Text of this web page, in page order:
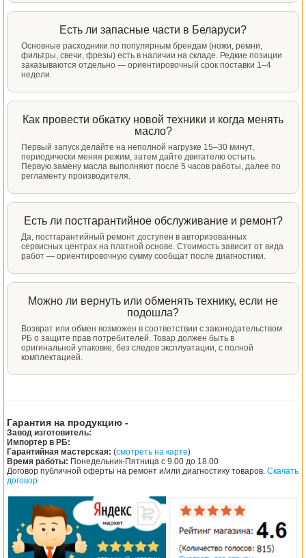
Есть ли запасные части в Беларуси?
Основные расходники по популярным брендам (ножи, ремни,
фильтры, свечи, фрезы) есть в наличии на складе. Редкие позиции
заказываются отдельно — ориентировочный срок поставки 1–4
недели.
Как провести обкатку новой техники и когда менять
масло?
Первый запуск делайте на неполной нагрузке 15–30 минут,
периодически меняя режим, затем дайте двигателю остыть.
Первую замену масла выполняют после 5 часов работы, далее по
регламенту производителя.
Есть ли постгарантийное обслуживание и ремонт?
Да, постгарантийный ремонт доступен в авторизованных
сервисных центрах на платной основе. Стоимость зависит от вида
работ — ориентировочную сумму сообщат после диагностики.
Можно ли вернуть или обменять технику, если не
подошла?
Возврат или обмен возможен в соответствии с законодательством
РБ о защите прав потребителей. Товар должен быть в
оригинальной упаковке, без следов эксплуатации, с полной
комплектацией.
Гарантия на продукцию -
Завод изготовитель:
Импортер в РБ:
Гарантийная мастерская: (смотреть на карте)
Время работы: Понедельник-Пятница с 9.00 до 18.00
Договор публичной оферты на ремонт и/или диагностику товаров. Скачать
договор